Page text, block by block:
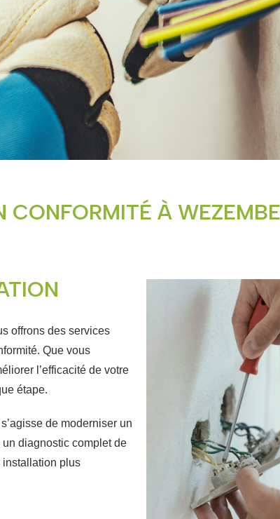
CONFORMITÉ À
offrons des services
Que vous
l’efficacité de votre
étape.
de moderniser un
un diagnostic complet de
installation plus